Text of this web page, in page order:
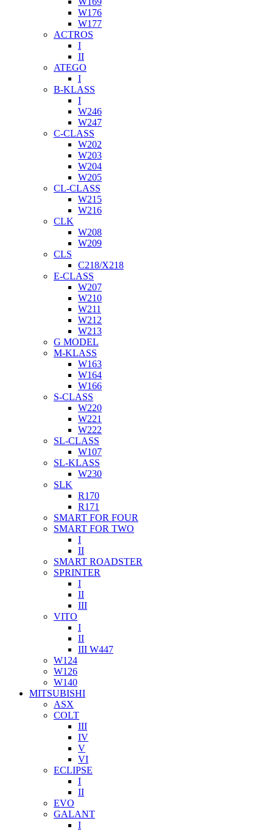
W176
W177
ACTROS
I
II
ATEGO
I
B-KLASS
I
W246
W247
C-CLASS
W202
W203
W204
W205
CL-CLASS
W215
W216
CLK
W208
W209
CLS
C218/X218
E-CLASS
W207
W210
W211
W212
W213
G MODEL
M-KLASS
W163
W164
W166
S-CLASS
W220
W221
W222
SL-CLASS
W107
SL-KLASS
W230
SLK
R170
R171
SMART FOR FOUR
SMART FOR TWO
I
II
SMART ROADSTER
SPRINTER
I
II
III
VITO
I
II
III W447
W124
W126
W140
MITSUBISHI
ASX
COLT
III
IV
V
VI
ECLIPSE
I
II
EVO
GALANT
I